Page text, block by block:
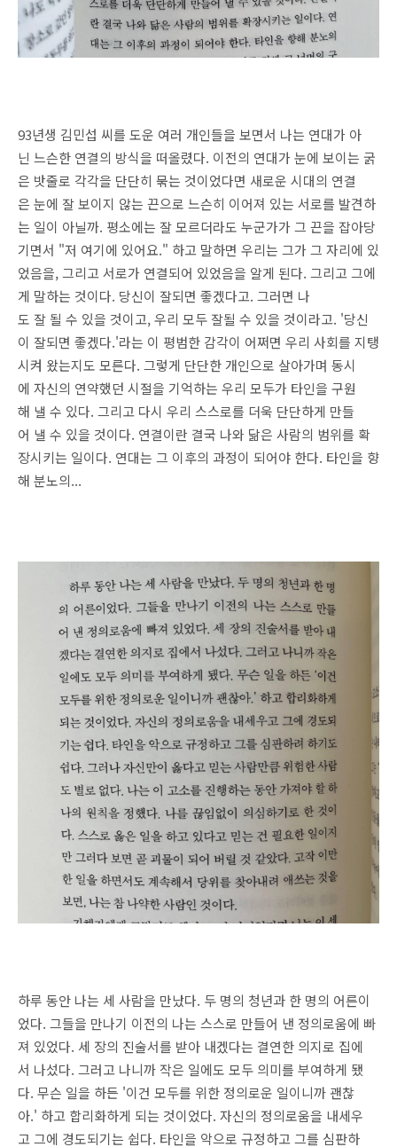
93년생 김민섭 씨를 도운 여러 개인들을 보면서 나는 연대가 아
닌 느슨한 연결의 방식을 떠올렸다. 이전의 연대가 눈에 보이는 굵
은 밧줄로 각각을 단단히 묶는 것이었다면 새로운 시대의 연결
은 눈에 잘 보이지 않는 끈으로 느슨히 이어져 있는 서로를 발견하
는 일이 아닐까. 평소에는 잘 모르더라도 누군가가 그 끈을 잡아당
기면서 "저 여기에 있어요." 하고 말하면 우리는 그가 그 자리에 있
었음을, 그리고 서로가 연결되어 있었음을 알게 된다. 그리고 그에
게 말하는 것이다. 당신이 잘되면 좋겠다고. 그러면 나
도 잘 될 수 있을 것이고, 우리 모두 잘될 수 있을 것이라고. '당신
이 잘되면 좋겠다.'라는 이 평범한 감각이 어쩌면 우리 사회를 지탱
시켜 왔는지도 모른다. 그렇게 단단한 개인으로 살아가며 동시
에 자신의 연약했던 시절을 기억하는 우리 모두가 타인을 구원
해 낼 수 있다. 그리고 다시 우리 스스로를 더욱 단단하게 만들
어 낼 수 있을 것이다. 연결이란 결국 나와 닮은 사람의 범위를 확
장시키는 일이다. 연대는 그 이후의 과정이 되어야 한다. 타인을 향
해 분노의...
하루 동안 나는 세 사람을 만났다. 두 명의 청년과 한 명의 어른이
었다. 그들을 만나기 이전의 나는 스스로 만들어 낸 정의로움에 빠
져 있었다. 세 장의 진술서를 받아 내겠다는 결연한 의지로 집에
서 나섰다. 그러고 나니까 작은 일에도 모두 의미를 부여하게 됐
다. 무슨 일을 하든 '이건 모두를 위한 정의로운 일이니까 괜찮
아.' 하고 합리화하게 되는 것이었다. 자신의 정의로움을 내세우
고 그에 경도되기는 쉽다. 타인을 악으로 규정하고 그를 심판하